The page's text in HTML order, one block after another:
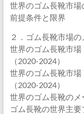
世界のゴム長靴市場
前提条件と限界
２．ゴム長靴市場
世界のゴム長靴市
（2020-2024）
世界のゴム長靴市
（2020-2024）
世界のゴム長靴のメ
ゴム長靴の世界主